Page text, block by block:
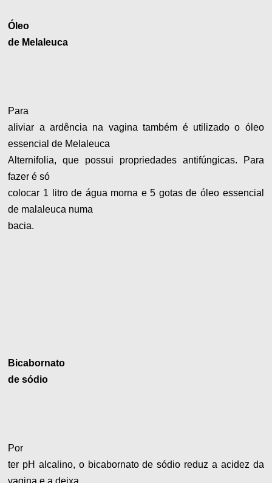
Óleo
de Melaleuca
Para
aliviar a ardência na vagina também é utilizado o óleo
essencial de Melaleuca
Alternifolia, que possui propriedades antifúngicas. Para
fazer é só
colocar 1 litro de água morna e 5 gotas de óleo essencial
de malaleuca numa
bacia.
Bicabornato
de sódio
Por
ter pH alcalino, o bicabornato de sódio reduz a acidez da
vagina e a deixa